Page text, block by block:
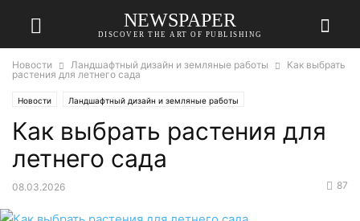
NEWSPAPER
DISCOVER THE ART OF PUBLISHING
Новости Ландшафтный дизайн и земляные работы
Как выбрать
растения для летнего сада
Новости Ландшафтный дизайн и земляные работы
Как выбрать растения для
летнего сада
08.03.2026 87